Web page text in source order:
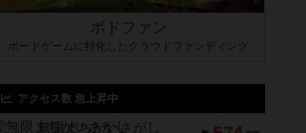
ボドファン
ボードゲームに特化したクラウドファンディング
アクセス数 急上昇中
無限まちがいさがし